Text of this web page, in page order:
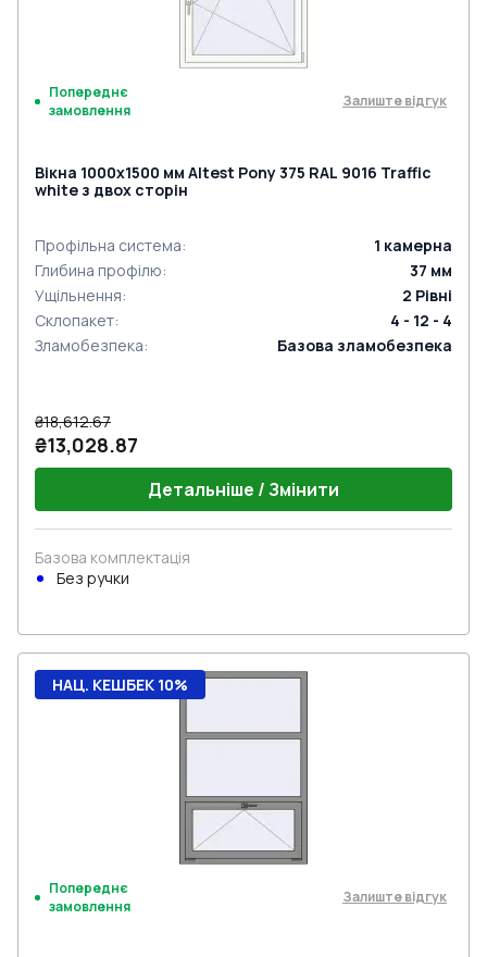
Попереднє
замовлення
Залиште відгук
Вікна 1000x1500 мм Altest Pony 375 RAL 9016 Traffic
white з двох сторін
Профільна система: 1 камерна
Глибина профілю: 37 мм
Ущільнення: 2 Рівні
Склопакет:
4 - 12 - 4
Зламобезпека: Базова зламобезпека
₴18,612.67
₴13,028.87
Детальніше / Змінити
Базова комплектація
Без ручки
НАЦ. КЕШБЕК 10%
Попереднє
замовлення
Залиште відгук